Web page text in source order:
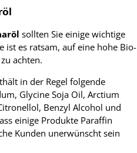
sollten Sie einige wichtige
ist es ratsam, auf eine hohe Bio-
achten.
in der Regel folgende
Glycine Soja Oil, Arctium
Benzyl Alcohol und
einige Produkte Paraffin
Kunden unerwünscht sein